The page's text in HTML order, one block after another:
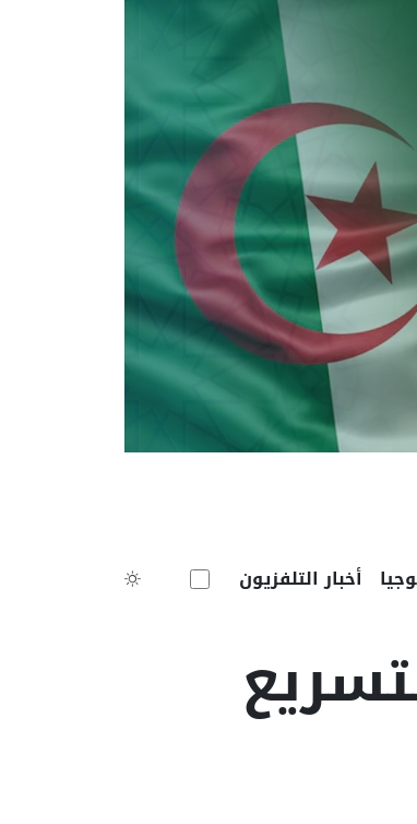
أخبار التلفزيون
لتسريع